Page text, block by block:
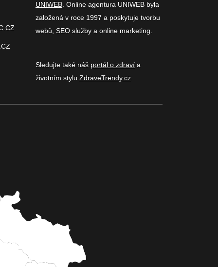
UNIWEB . Online agentura UNIWEB byla
založená v roce 1997 a poskytuje tvorbu
webů, SEO služby a online marketing.
Sledujte také náš portál o zdraví a
životním stylu ZdraveTrendy.cz